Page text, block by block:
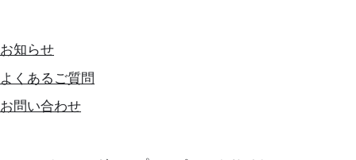
お知らせ
よくあるご質問
お問い合わせ